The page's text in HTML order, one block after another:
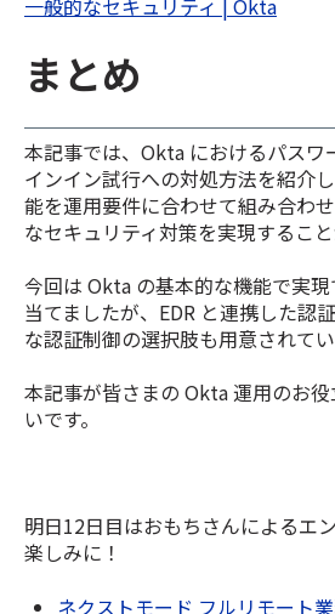
まとめ
本記事では、Okta におけるパスワ
インイン試行への対処方法を紹介
能を運用要件に合わせて組み合わ
なセキュリティ対策を実現すること
今回は Okta の基本的な機能で実
当てましたが、EDR と連携した認
な認証制御の選択肢も用意されてい
本記事が皆さまの Okta 運用のお
いです。
明日12日目はおもちさんによるエ
楽しみに！
ネクストモード フルリモート